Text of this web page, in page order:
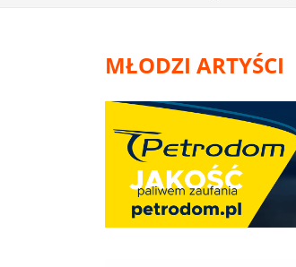
MŁODZI ARTYŚCI